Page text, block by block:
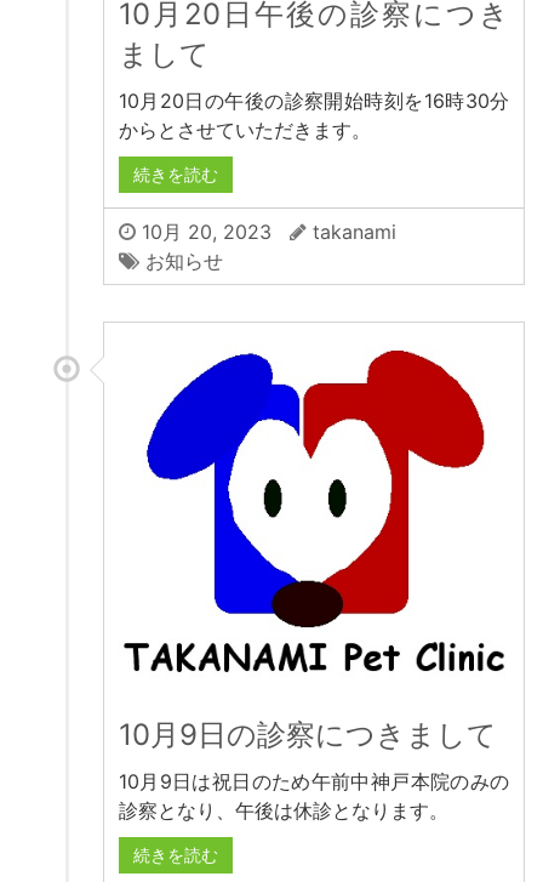
10月20日午後の診察につき
まして
10月20日の午後の診察開始時刻を16時30分
からとさせていただきます。
続きを読む
10月 20, 2023
takanami
お知らせ
10月9日の診察につきまして
10月9日は祝日のため午前中神戸本院のみの
診察となり、午後は休診となります。
続きを読む